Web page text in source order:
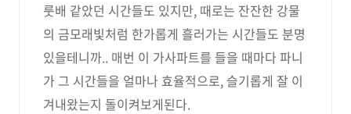
룻배 같았던 시간들도 있지만, 때로는 잔잔한 강물
의 금모래빛처럼 한가롭게 흘러가는 시간들도 분명
있을테니까.. 매번 이 가사파트를 들을 때마다 파니
가 그 시간들을 얼마나 효율적으로, 슬기롭게 잘 이
겨내왔는지 돌이켜보게된다.